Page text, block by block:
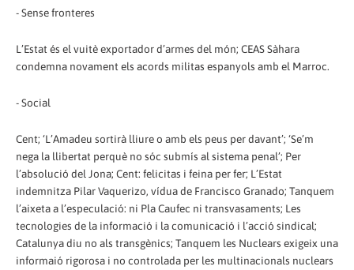
- Sense fronteres
L’Estat és el vuitè exportador d’armes del món; CEAS Sàhara
condemna novament els acords militas espanyols amb el Marroc.
- Social
Cent; ‘L’Amadeu sortirà lliure o amb els peus per davant’; ‘Se’m
nega la llibertat perquè no sóc submís al sistema penal’; Per
l’absolució del Jona; Cent: felicitas i feina per fer; L’Estat
indemnitza Pilar Vaquerizo, vídua de Francisco Granado; Tanquem
l’aixeta a l’especulació: ni Pla Caufec ni transvasaments; Les
tecnologies de la informació i la comunicació i l’acció sindical;
Catalunya diu no als transgènics; Tanquem les Nuclears exigeix una
informaió rigorosa i no controlada per les multinacionals nuclears